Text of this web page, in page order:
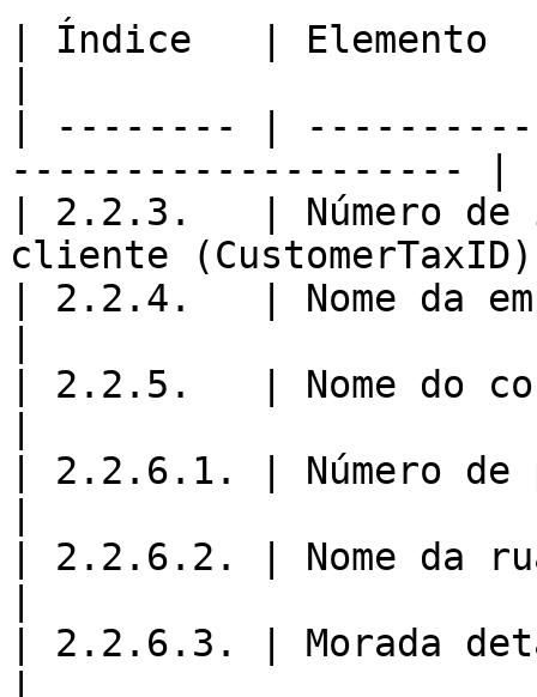
| Índice   | Elemento
| -------- |
-------------------- |
| 2.2.3.   | Número
cliente
| 2.2.4.   | Nome da
| 2.2.5.   | Nome do
| 2.2.6.1. | Número de
| 2.2.6.2. | Nome da
| 2.2.6.3. | Morada